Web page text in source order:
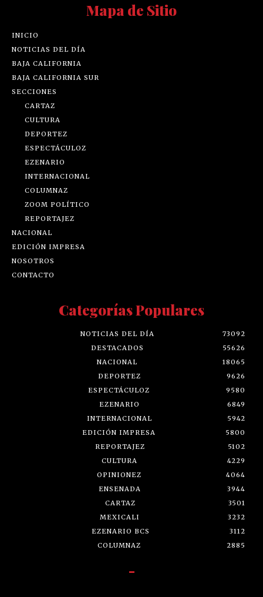
Mapa de Sitio
INICIO
NOTICIAS DEL DÍA
BAJA CALIFORNIA
BAJA CALIFORNIA SUR
SECCIONES
CARTAZ
CULTURA
DEPORTEZ
ESPECTÁCULOZ
EZENARIO
INTERNACIONAL
COLUMNAZ
ZOOM POLÍTICO
REPORTAJEZ
NACIONAL
EDICIÓN IMPRESA
NOSOTROS
CONTACTO
Categorías Populares
NOTICIAS DEL DÍA
73092
DESTACADOS
55626
NACIONAL
18065
DEPORTEZ
9626
ESPECTÁCULOZ
9580
EZENARIO
6849
INTERNACIONAL
5942
EDICIÓN IMPRESA
5800
REPORTAJEZ
5102
CULTURA
4229
OPINIONEZ
4064
ENSENADA
3944
CARTAZ
3501
MEXICALI
3232
EZENARIO BCS
3112
COLUMNAZ
2885
-